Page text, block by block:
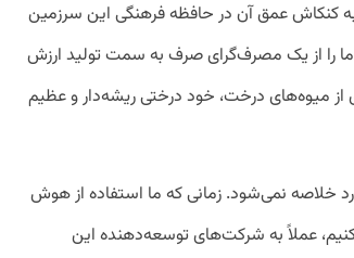
کنکاش عمق آن در حافظه فرهنگی این سرزمین
را از یک مصرف‌گرای صرف به سمت تولید ارزش
میوه‌های درخت، خود درختی ریشه‌دار و عظیم
خلاصه نمی‌شود. زمانی که ما استفاده از هوش
عملاً به شرکت‌های توسعه‌دهنده این